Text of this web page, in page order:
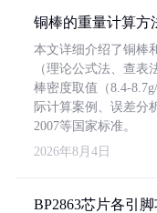
铜棒的重量计算方
本文详细介绍了铜棒
（理论公式法、查
棒密度取值（8.4-
际计算案例、误差分
2007等国家标准。
2026年8月4日
BP2863芯片各引